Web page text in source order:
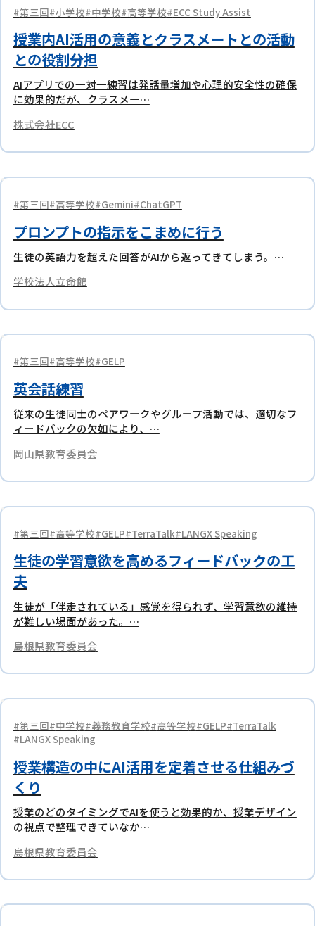
第三回 小学校 中学校 高等学校 ECC Study Assist
授業内AI活用の意義とクラスメートとの活動
との役割分担
AIアプリでの一対一練習は発話量増加や心理的安全性の確保
に効果的だが、クラスメー…
株式会社ECC
第三回 高等学校 Gemini ChatGPT
プロンプトの指示をこまめに行う
生徒の英語力を超えた回答がAIから返ってきてしまう。…
学校法人立命館
第三回 高等学校 GELP
英会話練習
従来の生徒同士のペアワークやグループ活動では、適切なフ
ィードバックの欠如により、…
岡山県教育委員会
第三回 高等学校 GELP TerraTalk LANGX Speaking
生徒の学習意欲を高めるフィードバックの工
夫
生徒が「伴走されている」感覚を得られず、学習意欲の維持
が難しい場面があった。…
島根県教育委員会
第三回 中学校 義務教育学校 高等学校 GELP TerraTalk
LANGX Speaking
授業構造の中にAI活用を定着させる仕組みづ
くり
授業のどのタイミングでAIを使うと効果的か、授業デザイン
の視点で整理できていなか…
島根県教育委員会